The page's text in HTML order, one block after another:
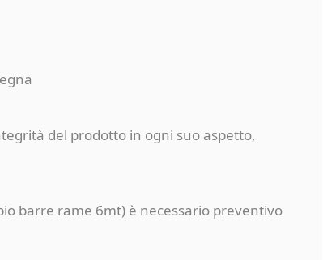
del prodotto in ogni suo aspetto,
barre rame 6mt) è necessario preventivo